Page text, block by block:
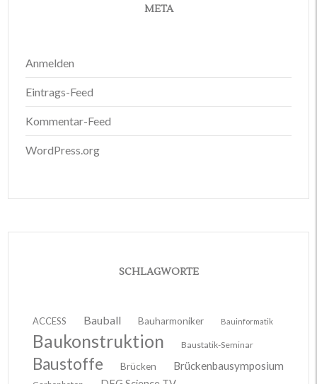
META
Anmelden
Eintrags-Feed
Kommentar-Feed
WordPress.org
SCHLAGWORTE
ACCESS Bauball Bauharmoniker Bauinformatik
Baukonstruktion Baustatik-Seminar
Baustoffe Brücken Brückenbausymposium